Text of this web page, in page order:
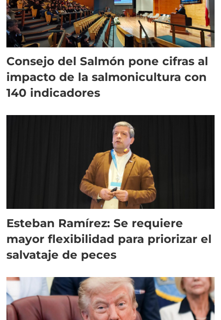
Consejo del Salmón pone cifras al
impacto de la salmonicultura con
140 indicadores
Esteban Ramírez: Se requiere
mayor flexibilidad para priorizar el
salvataje de peces